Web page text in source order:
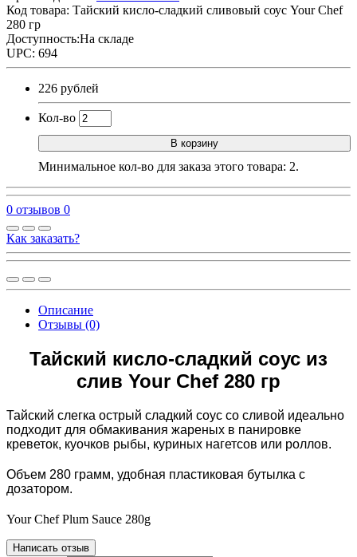
Код товара: Тайский кисло-сладкий сливовый соус Your Chef
280 гр
Доступность:На складе
UPC: 694
226 рублей
Кол-во
В корзину
Минимальное кол-во для заказа этого товара: 2.
0 отзывов 0
Как заказать?
Описание
Отзывы (0)
Тайский кисло-сладкий соус из
слив Your Chef 280 гр
Тайский слегка острый сладкий соус со сливой идеально
подходит для обмакивания жареных в панировке
креветок, куочков рыбы, куриных нагетсов или роллов.
Объем 280 грамм, удобная пластиковая бутылка с
дозатором.
Your Chef Plum Sauce 280g
Написать отзыв